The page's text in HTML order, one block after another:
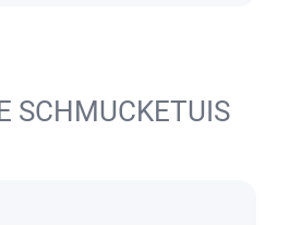
SCHMUCKETUIS